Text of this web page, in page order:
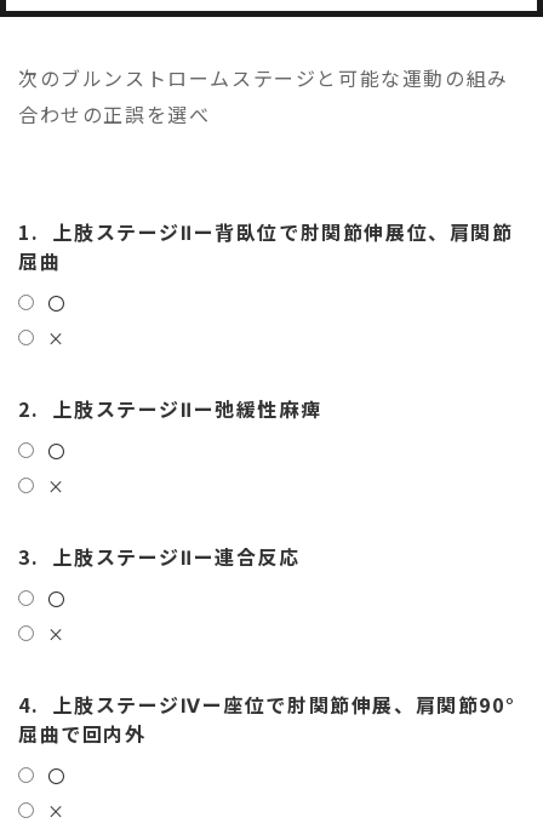
次のブルンストロームステージと可能な運動の組み
合わせの正誤を選べ
1. 上肢ステージⅡー背臥位で肘関節伸展位、肩関節
屈曲
〇
×
2. 上肢ステージⅡー弛緩性麻痺
〇
×
3. 上肢ステージⅡー連合反応
〇
×
4. 上肢ステージⅣー座位で肘関節伸展、肩関節90°
屈曲で回内外
〇
×